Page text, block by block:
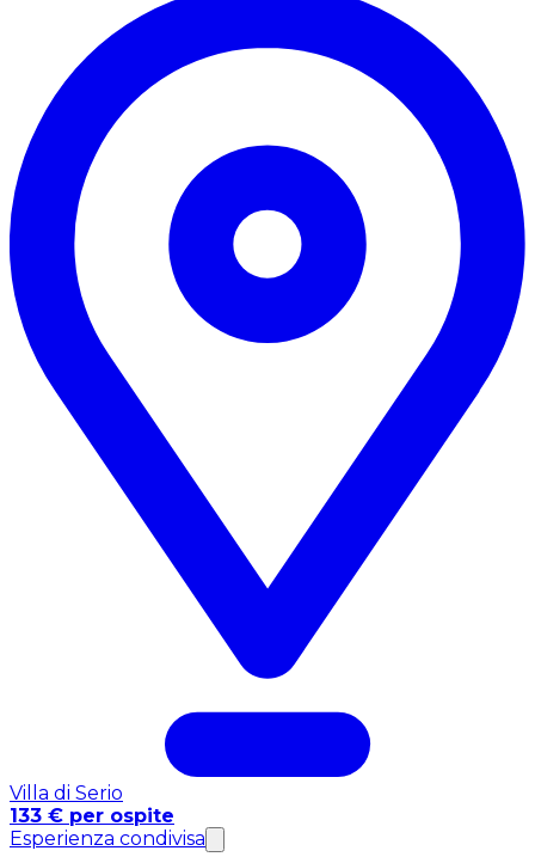
Villa di Serio
133 € per ospite
Esperienza condivisa